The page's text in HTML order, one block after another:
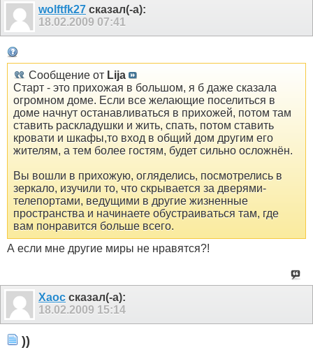
wolftfk27 сказал(-а):
18.02.2009 07:41
Сообщение от Lija
Старт - это прихожая в большом, я б даже сказала
огромном доме. Если все желающие поселиться в
доме начнут останавливаться в прихожей, потом там
ставить раскладушки и жить, спать, потом ставить
кровати и шкафы,то вход в общий дом другим его
жителям, а тем более гостям, будет сильно осложнён.
Вы вошли в прихожую, огляделись, посмотрелись в
зеркало, изучили то, что скрывается за дверями-
телепортами, ведущими в другие жизненные
пространства и начинаете обустраиваться там, где
вам понравится больше всего.
А если мне другие миры не нравятся?!
Xaoc сказал(-а):
18.02.2009 15:14
))